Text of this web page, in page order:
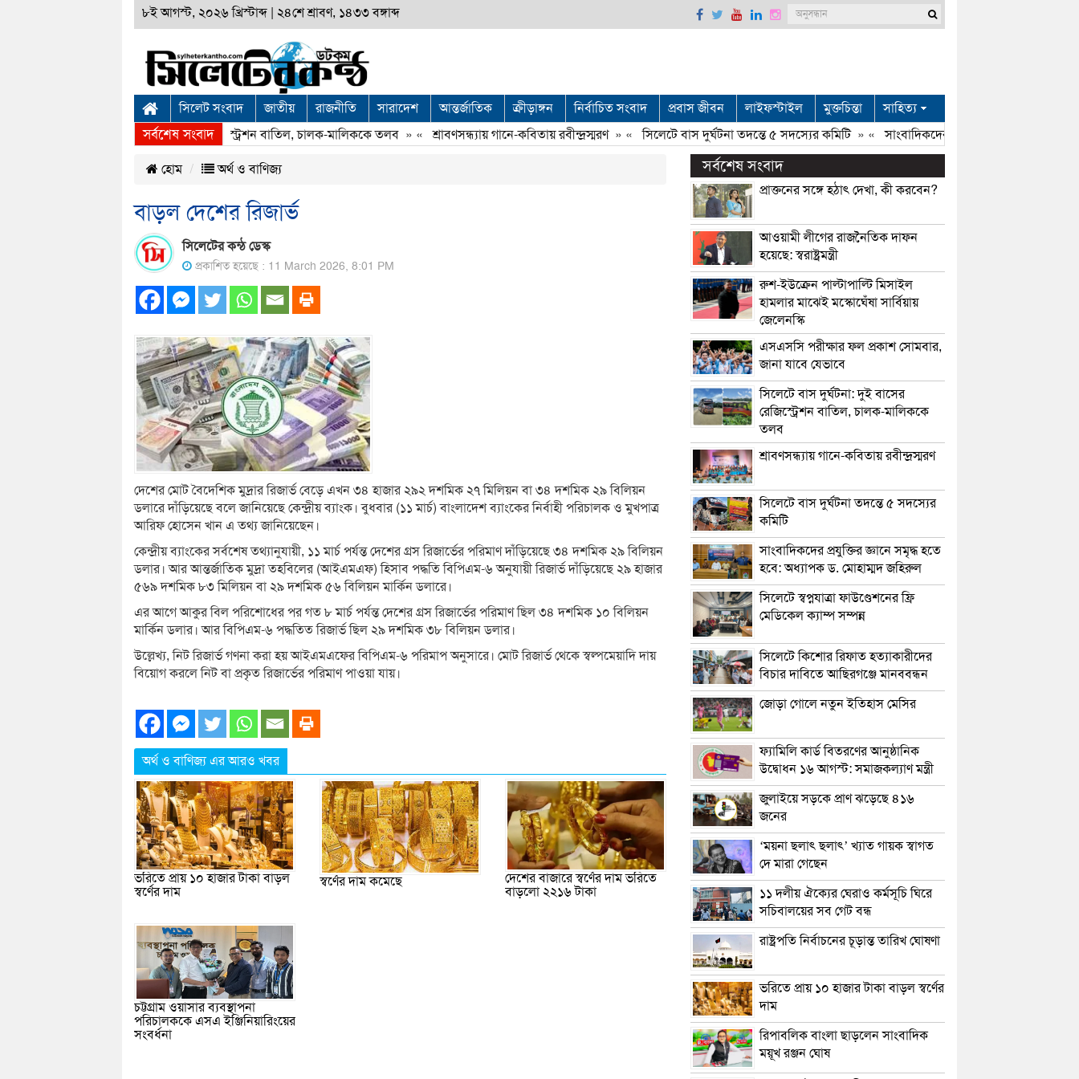
৮ই আগস্ট, ২০২৬ খ্রিস্টাব্দ ২৪শে শ্রাবণ, ১৪৩৩ বঙ্গাব্দ
সিলেট সংবাদ জাতীয় রাজনীতি সারাদেশ আন্তর্জাতিক ক্রীড়াঙ্গন নির্বাচিত সংবাদ প্রবাস জীবন লাইফস্টাইল মুক্তচিন্তা সাহিত্য
সর্বশেষ সংবাদ
সিলেটে বাস দুর্ঘটনা: দুই বাসের রেজিস্ট্রেশন বাতিল, চালক-মালিককে তলব» « শ্রাবণসন্ধ্যায় গানে-কবিতায় রবীন্দ্রস্মরণ» « সিলেটে বাস দুর্ঘটনা তদন্তে ৫ সদস্যের কমিটি» « সাংবাদিকদের প্রযুক্তির জ্ঞানে সমৃদ্ধ হতে
হোম অর্থ ও বাণিজ্য
বাড়ল দেশের রিজার্ভ
সিলেটের কন্ঠ ডেস্ক
প্রকাশিত হয়েছে : 11 March 2026, 8:01 PM
দেশের মোট বৈদেশিক মুদ্রার রিজার্ভ বেড়ে এখন ৩৪ হাজার ২৯২ দশমিক ২৭ মিলিয়ন বা ৩৪ দশমিক ২৯ বিলিয়ন
ডলারে দাঁড়িয়েছে বলে জানিয়েছে কেন্দ্রীয় ব্যাংক। বুধবার (১১ মার্চ) বাংলাদেশ ব্যাংকের নির্বাহী পরিচালক ও মুখপাত্র
আরিফ হোসেন খান এ তথ্য জানিয়েছেন।
কেন্দ্রীয় ব্যাংকের সর্বশেষ তথ্যানুযায়ী, ১১ মার্চ পর্যন্ত দেশের গ্রস রিজার্ভের পরিমাণ দাঁড়িয়েছে ৩৪ দশমিক ২৯ বিলিয়ন
ডলার। আর আন্তর্জাতিক মুদ্রা তহবিলের (আইএমএফ) হিসাব পদ্ধতি বিপিএম-৬ অনুযায়ী রিজার্ভ দাঁড়িয়েছে ২৯ হাজার
৫৬৯ দশমিক ৮৩ মিলিয়ন বা ২৯ দশমিক ৫৬ বিলিয়ন মার্কিন ডলারে।
এর আগে আকুর বিল পরিশোধের পর গত ৮ মার্চ পর্যন্ত দেশের গ্রস রিজার্ভের পরিমাণ ছিল ৩৪ দশমিক ১০ বিলিয়ন
মার্কিন ডলার। আর বিপিএম-৬ পদ্ধতিত রিজার্ভ ছিল ২৯ দশমিক ৩৮ বিলিয়ন ডলার।
উল্লেখ্য, নিট রিজার্ভ গণনা করা হয় আইএমএফের বিপিএম-৬ পরিমাপ অনুসারে। মোট রিজার্ভ থেকে স্বল্পমেয়াদি দায়
বিয়োগ করলে নিট বা প্রকৃত রিজার্ভের পরিমাণ পাওয়া যায়।
অর্থ ও বাণিজ্য এর আরও খবর
ভরিতে প্রায় ১০ হাজার টাকা বাড়ল
স্বর্ণের দাম
স্বর্ণের দাম কমেছে
দেশের বাজারে স্বর্ণের দাম ভরিতে
বাড়লো ২২১৬ টাকা
চট্টগ্রাম ওয়াসার ব্যবস্থাপনা
পরিচালককে এসএ ইঞ্জিনিয়ারিংয়ের
সংবর্ধনা
সর্বশেষ সংবাদ
প্রাক্তনের সঙ্গে হঠাৎ দেখা, কী করবেন?
আওয়ামী লীগের রাজনৈতিক দাফন
হয়েছে: স্বরাষ্ট্রমন্ত্রী
রুশ-ইউক্রেন পাল্টাপাল্টি মিসাইল
হামলার মাঝেই মস্কোঘেঁষা সার্বিয়ায়
জেলেনস্কি
এসএসসি পরীক্ষার ফল প্রকাশ সোমবার,
জানা যাবে যেভাবে
সিলেটে বাস দুর্ঘটনা: দুই বাসের
রেজিস্ট্রেশন বাতিল, চালক-মালিককে
তলব
শ্রাবণসন্ধ্যায় গানে-কবিতায় রবীন্দ্রস্মরণ
সিলেটে বাস দুর্ঘটনা তদন্তে ৫ সদস্যের
কমিটি
সাংবাদিকদের প্রযুক্তির জ্ঞানে সমৃদ্ধ হতে
হবে: অধ্যাপক ড. মোহাম্মদ জহিরুল
সিলেটে স্বপ্নযাত্রা ফাউণ্ডেশনের ফ্রি
মেডিকেল ক্যাম্প সম্পন্ন
সিলেটে কিশোর রিফাত হত্যাকারীদের
বিচার দাবিতে আছিরগঞ্জে মানববন্ধন
জোড়া গোলে নতুন ইতিহাস মেসির
ফ্যামিলি কার্ড বিতরণের আনুষ্ঠানিক
উদ্বোধন ১৬ আগস্ট: সমাজকল্যাণ মন্ত্রী
জুলাইয়ে সড়কে প্রাণ ঝড়েছে ৪১৬
জনের
‘ময়না ছলাৎ ছলাৎ’ খ্যাত গায়ক স্বাগত
দে মারা গেছেন
১১ দলীয় ঐক্যের ঘেরাও কর্মসূচি ঘিরে
সচিবালয়ের সব গেট বন্ধ
রাষ্ট্রপতি নির্বাচনের চূড়ান্ত তারিখ ঘোষণা
ভরিতে প্রায় ১০ হাজার টাকা বাড়ল স্বর্ণের
দাম
রিপাবলিক বাংলা ছাড়লেন সাংবাদিক
ময়ূখ রঞ্জন ঘোষ